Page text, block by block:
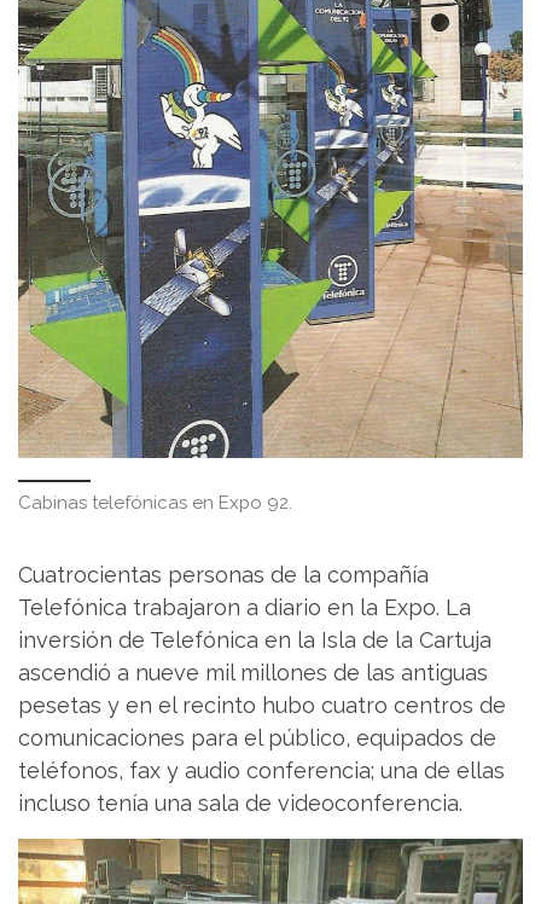
Cabinas telefónicas en Expo 92.
Cuatrocientas personas de la compañía
Telefónica trabajaron a diario en la Expo. La
inversión de Telefónica en la Isla de la Cartuja
ascendió a nueve mil millones de las antiguas
pesetas y en el recinto hubo cuatro centros de
comunicaciones para el público, equipados de
teléfonos, fax y audio conferencia; una de ellas
incluso tenía una sala de videoconferencia.